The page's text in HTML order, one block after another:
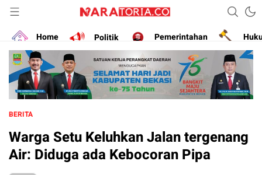
naratoria.co
Narasikan Fakta dan Data
Home
Politik Pemerintahan
BERITA
Warga Setu Keluhkan Jalan tergenang
Air: Diduga ada Kebocoran Pipa